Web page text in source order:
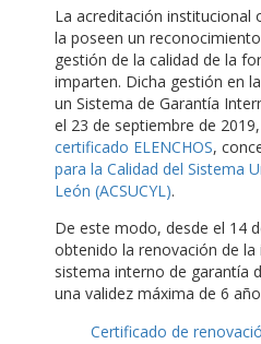
La acreditación institucional
la poseen un
gestión de la calidad de la
imparten. Dicha gestión en
un Sistema de Garantía
el 23 de septiembre de
certificado ELENCHOS,
para la Calidad del Sistema
León (ACSUCYL).
De este modo, desde el 14
obtenido la renovación de
sistema interno de garantía
una validez máxima de 6
Certificado de